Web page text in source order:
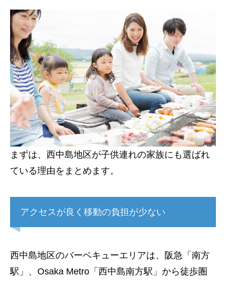
まずは、西中島地区が子供連れの家族にも選ばれ
ている理由をまとめます。
アクセスが良く移動の負担が少ない
西中島地区のバーベキューエリアは、阪急「南方
駅」、Osaka Metro「西中島南方駅」から徒歩圏